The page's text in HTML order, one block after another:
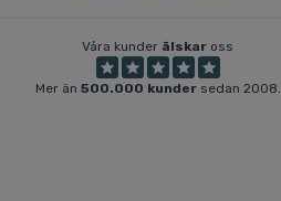
Våra kunder älskar oss
Mer än 500.000 kundersedan 2008.